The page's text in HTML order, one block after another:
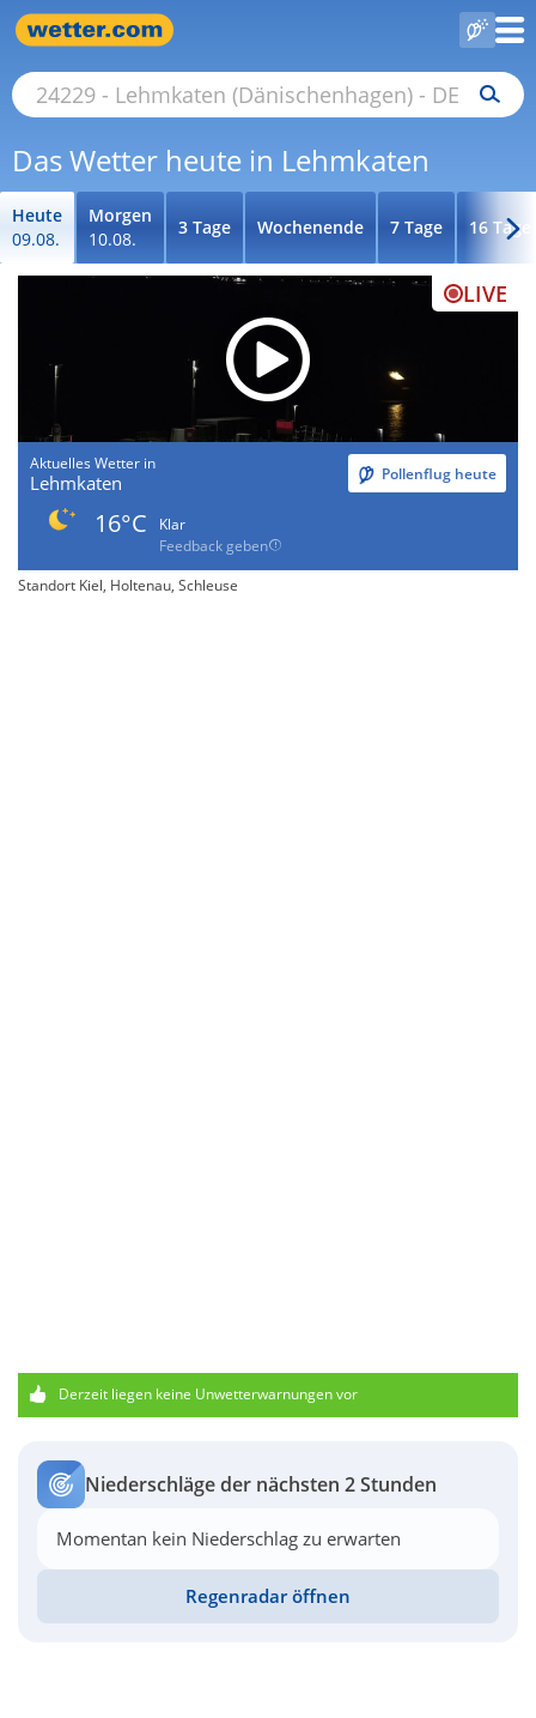
Das Wetter heute in Lehmkaten
Heute
09.08.
Morgen
10.08.
3 Tage Wochenende 7 Tage 16 Tage
LIVE
Aktuelles Wetter in
Lehmkaten Pollenflug heute
16°C
Klar
Feedback geben
Standort Kiel, Holtenau, Schleuse
Derzeit liegen keine Unwetterwarnungen vor
Niederschläge der nächsten 2 Stunden
Momentan kein Niederschlag zu erwarten
Regenradar öffnen